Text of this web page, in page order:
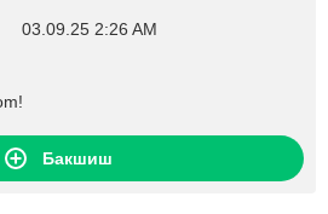
03.09.25 2:26 AM
Бакшиш